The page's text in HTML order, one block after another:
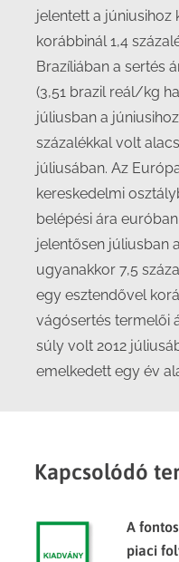
jelentett a júniusihoz
korábbinál 1,4
Brazíliában a sertés
(3,51 brazil reál/kg
júliusban a
százalékkal volt
júliusában. Az
kereskedelmi
belépési ára
jelentősen júliusban
ugyanakkor 7,5
egy esztendővel
vágósertés termelői
súly volt 2012
emelkedett egy év
Kapcsolódó
A
piaci